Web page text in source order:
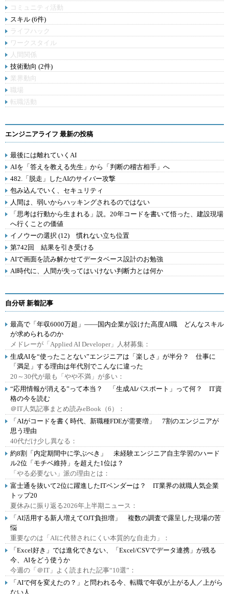
コミュニティ活動
スキル (6件)
ライフハック
ワークスタイル
人間関係
技術動向 (2件)
業界動向
職場
転職活動
エンジニアライフ 最新の投稿
最後には離れていくAI
AIを「答えを教える先生」から「判断の稽古相手」へ
482.「脱走」したAIのサイバー攻撃
包み込んでいく、セキュリティ
人間は、弱いからハッキングされるのではない
「思考は行動から生まれる」説。20年コードを書いて悟った、建設現場
へ行くことの価値
イノウーの選択 (12) 慣れない立ち位置
第742回 結果を引き受ける
AIで画面を読み解かせてデータベース設計のお勉強
AI時代に、人間が失ってはいけない判断力とは何か
自分研 新着記事
最高で「年収6000万超」――国内企業が設けた高度AI職 どんなスキル
が求められるのか
メドレーが「Applied AI Developer」人材募集：
生成AIを“使ったことない”エンジニアは「楽しさ」が半分？ 仕事に
「満足」する理由は年代別でこんなに違った
20～30代が最も「やや不満」が多い：
“応用情報が消える”って本当？ 「生成AIパスポート」って何？ IT資
格の今を読む
＠IT人気記事まとめ読みeBook（6）：
「AIがコードを書く時代、新職種FDEが需要増」 7割のエンジニアが
思う理由
40代だけ少し異なる：
約8割「内定期間中に学ぶべき」 未経験エンジニア自主学習のハード
ル2位「モチベ維持」を超えた1位は？
「やる必要ない」派の理由とは：
富士通を抜いて2位に躍進したITベンダーは？ IT業界の就職人気企業
トップ20
夏休みに振り返る2026年上半期ニュース：
「AI活用する新人増えてOJT負担増」 複数の調査で露呈した現場の苦
悩
重要なのは「AIに代替されにくい本質的な自走力」：
「Excel好き」では進化できない、「Excel/CSVでデータ連携」が残る
今、AIをどう使うか
今週の「＠IT」よく読まれた記事“10選”：
「AIで何を変えたの？」と問われる今、転職で年収が上がる人／上がら
ない人